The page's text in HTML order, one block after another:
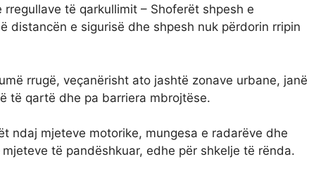
të qarkullimit – Shoferët shpesh e
distancën e sigurisë dhe shpesh nuk përdorin rripin
rrugë, veçanërisht ato jashtë zonave urbane, janë
të qartë dhe pa barriera mbrojtëse.
ndaj mjeteve motorike, mungesa e radarëve dhe
të pandëshkuar, edhe për shkelje të rënda.